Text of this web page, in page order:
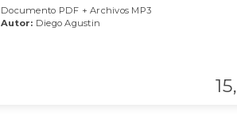
Documento PDF + Archivos MP3
Autor: Diego Agustin
15,